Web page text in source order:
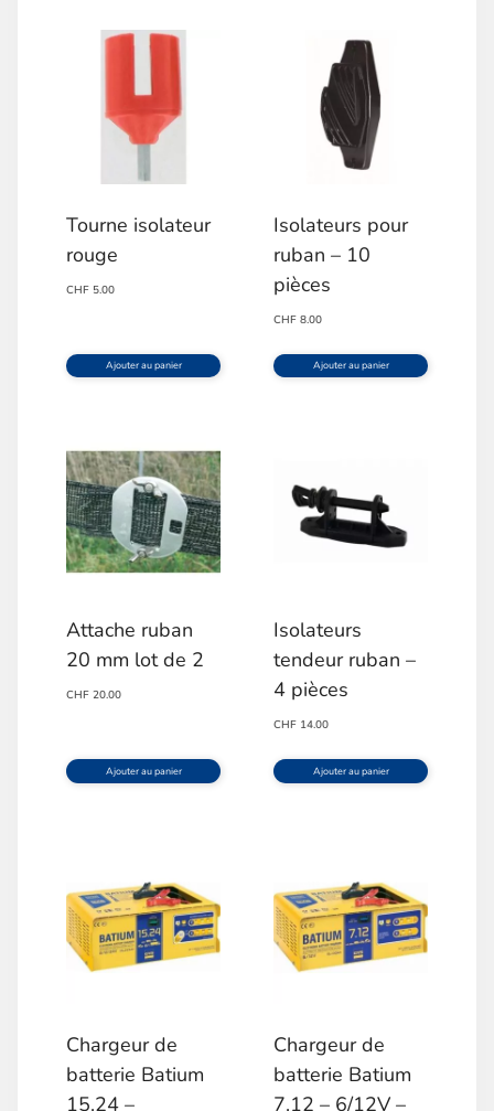
Tourne isolateur
rouge
CHF 5.00
Ajouter au panier
Isolateurs pour
ruban – 10
pièces
CHF 8.00
Ajouter au panier
Attache ruban
20 mm lot de 2
CHF 20.00
Ajouter au panier
Isolateurs
tendeur ruban –
4 pièces
CHF 14.00
Ajouter au panier
Chargeur de
batterie Batium
15.24 –
Chargeur de
batterie Batium
7.12 – 6/12V –